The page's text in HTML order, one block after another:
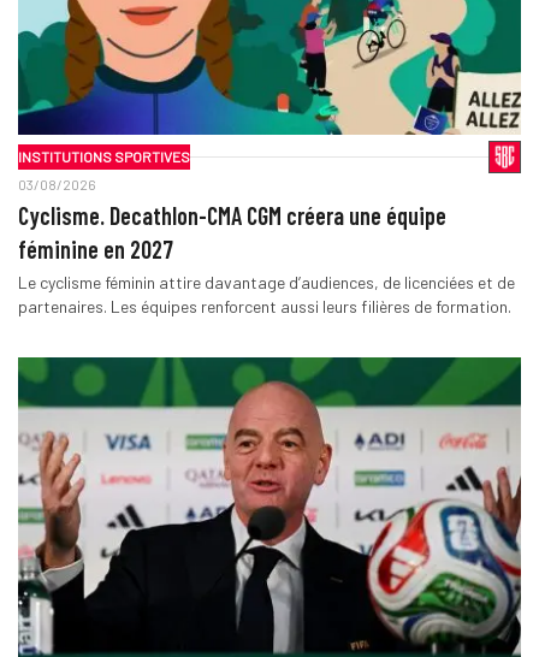
INSTITUTIONS SPORTIVES
03/08/2026
Cyclisme. Decathlon-CMA CGM créera une équipe
féminine en 2027
Le cyclisme féminin attire davantage d’audiences, de licenciées et de
partenaires. Les équipes renforcent aussi leurs filières de formation.